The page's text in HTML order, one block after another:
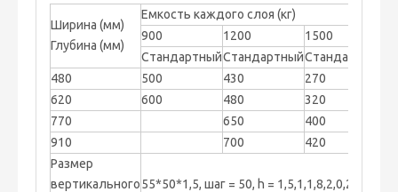
Ширина (мм)
Глубина (мм)
Емкость каждого слоя (кг)
900
1200 1500
СтандартныйСтандартныйСтандартный
480
500 430 270
620
600 480 320
770
650 400
910
700 420
Размер
вертикального55*50*1,5, шаг = 50, h = 1,5,1,1,8,2,0,2,4,3,4,8